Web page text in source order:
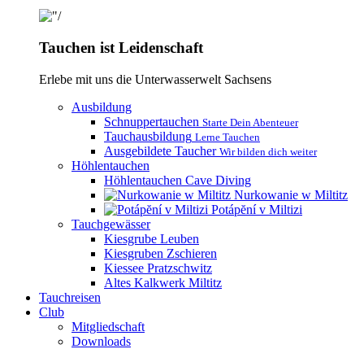
Tauchen ist Leidenschaft
Erlebe mit uns die Unterwasserwelt Sachsens
Ausbildung
Schnuppertauchen Starte Dein Abenteuer
Tauchausbildung Lerne Tauchen
Ausgebildete Taucher Wir bilden dich weiter
Höhlentauchen
Höhlentauchen Cave Diving
Nurkowanie w Miltitz
Potápĕní v Miltizi
Tauchgewässer
Kiesgrube Leuben
Kiesgruben Zschieren
Kiessee Pratzschwitz
Altes Kalkwerk Miltitz
Tauchreisen
Club
Mitgliedschaft
Downloads